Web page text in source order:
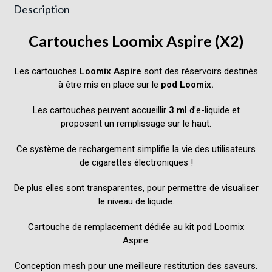
Description
Cartouches Loomix Aspire (X2)
Les cartouches Loomix Aspire sont des réservoirs destinés
à être mis en place sur le pod Loomix.
Les cartouches peuvent accueillir 3 ml d’e-liquide et
proposent un remplissage sur le haut.
Ce système de rechargement simplifie la vie des utilisateurs
de cigarettes électroniques !
De plus elles sont transparentes, pour permettre de visualiser
le niveau de liquide.
Cartouche de remplacement dédiée au kit pod Loomix
Aspire
Conception mesh pour une meilleure restitution des saveurs.